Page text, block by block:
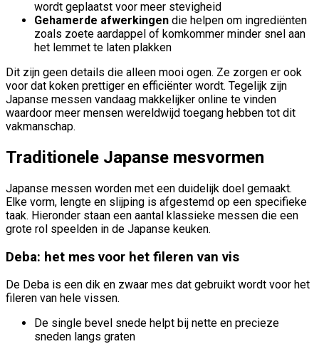
wordt geplaatst voor meer stevigheid
Gehamerde afwerkingen die helpen om ingrediënten
zoals zoete aardappel of komkommer minder snel aan
het lemmet te laten plakken
Dit zijn geen details die alleen mooi ogen. Ze zorgen er ook
voor dat koken prettiger en efficiënter wordt. Tegelijk zijn
Japanse messen vandaag makkelijker online te vinden
waardoor meer mensen wereldwijd toegang hebben tot dit
vakmanschap.
Traditionele Japanse mesvormen
Japanse messen worden met een duidelijk doel gemaakt.
Elke vorm, lengte en slijping is afgestemd op een specifieke
taak. Hieronder staan een aantal klassieke messen die een
grote rol speelden in de Japanse keuken.
Deba: het mes voor het fileren van vis
De Deba is een dik en zwaar mes dat gebruikt wordt voor het
fileren van hele vissen.
De single bevel snede helpt bij nette en precieze
sneden langs graten